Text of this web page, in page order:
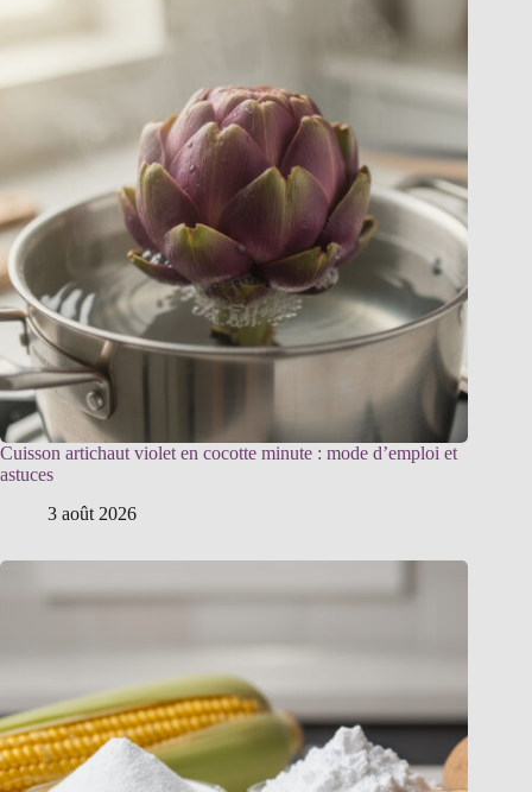
Cuisson artichaut violet en cocotte minute : mode d’emploi et
astuces
3 août 2026